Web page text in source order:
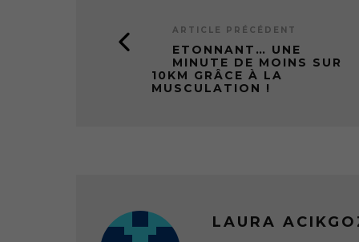
ARTICLE PRÉCÉDENT
ETONNANT… UNE
MINUTE DE MOINS SUR
10KM GRÂCE À LA
MUSCULATION !
LAURA